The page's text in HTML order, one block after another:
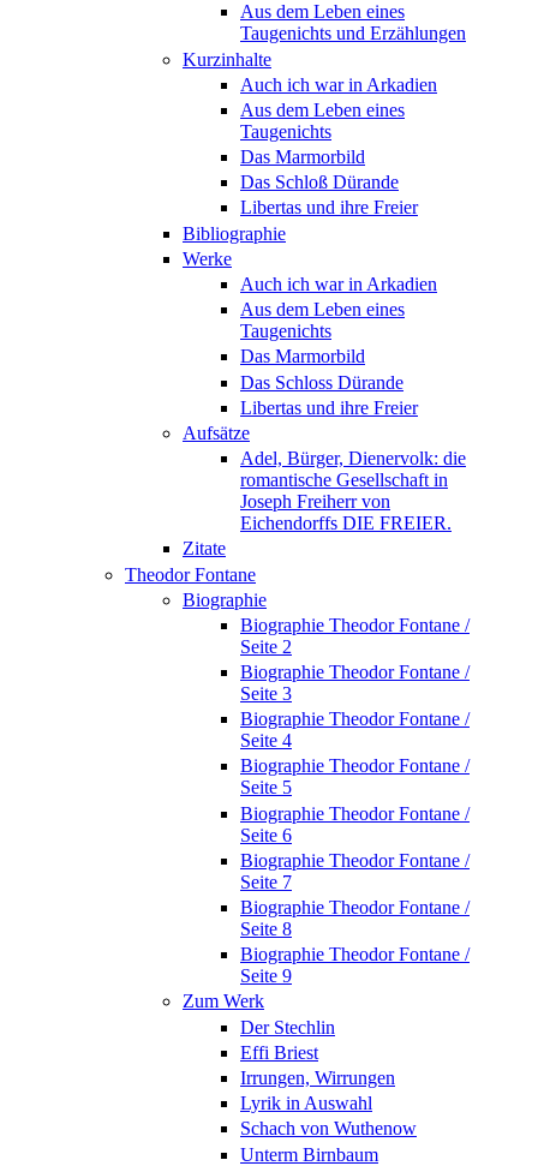
Aus dem Leben eines
Taugenichts und Erzählungen
Kurzinhalte
Auch ich war in Arkadien
Aus dem Leben eines
Taugenichts
Das Marmorbild
Das Schloß Dürande
Libertas und ihre Freier
Bibliographie
Werke
Auch ich war in Arkadien
Aus dem Leben eines
Taugenichts
Das Marmorbild
Das Schloss Dürande
Libertas und ihre Freier
Aufsätze
Adel, Bürger, Dienervolk: die
romantische Gesellschaft in
Joseph Freiherr von
Eichendorffs DIE FREIER.
Zitate
Theodor Fontane
Biographie
Biographie Theodor Fontane /
Seite 2
Biographie Theodor Fontane /
Seite 3
Biographie Theodor Fontane /
Seite 4
Biographie Theodor Fontane /
Seite 5
Biographie Theodor Fontane /
Seite 6
Biographie Theodor Fontane /
Seite 7
Biographie Theodor Fontane /
Seite 8
Biographie Theodor Fontane /
Seite 9
Zum Werk
Der Stechlin
Effi Briest
Irrungen, Wirrungen
Lyrik in Auswahl
Schach von Wuthenow
Unterm Birnbaum